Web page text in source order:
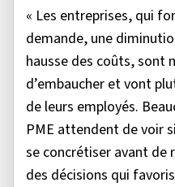
« Les entreprises, qui
demande, une
hausse des coûts, sont
d’embaucher et vont
de leurs employés.
PME attendent de voir
se concrétiser avant de
des décisions qui